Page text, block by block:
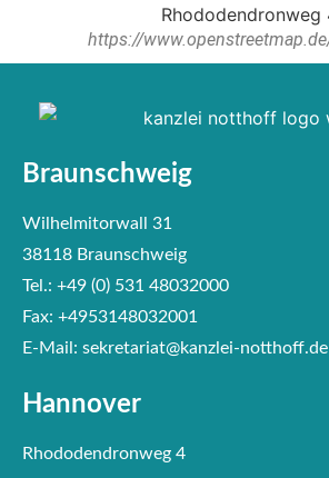
https://
Braunschweig
Wilhelmitorwall 31
38118 Braunschweig
Tel.: +49 (0) 531 48032000
Fax: +4953148032001
E-Mail: sekretariat@kanzlei-notthoff.de
Hannover
Rhododendronweg 4